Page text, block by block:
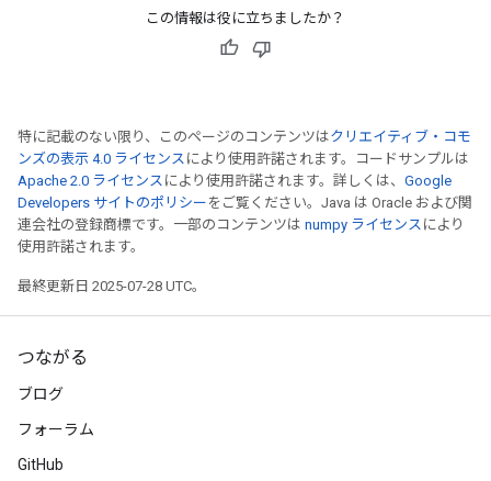
この情報は役に立ちましたか？
特に記載のない限り、このページのコンテンツはクリエイティブ・コモ
ンズの表示 4.0 ライセンス により使用許諾されます。コードサンプルは
Apache 2.0 ライセンス により使用許諾されます。詳しくは、 Google
Developers サイトのポリシー をご覧ください。Java は Oracle および関
連会社の登録商標です。一部のコンテンツは numpy ライセンス により
使用許諾されます。
最終更新日 2025-07-28 UTC。
つながる
ブログ
フォーラム
GitHub